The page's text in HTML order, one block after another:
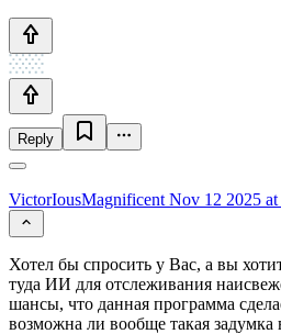
Reply
VictorIousMagnificent Nov 12 2025 at
Хотел бы спросить у Вас, а вы
туда ИИ для отслеживания
шансы, что данная программа
возможна ли вообще такая задумка